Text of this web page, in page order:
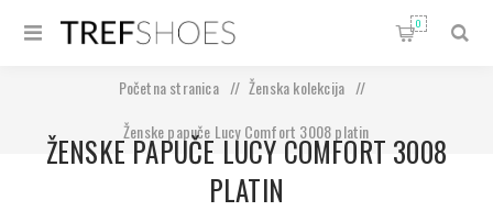
0
Početna stranica / Ženska kolekcija
/
Ženske papuče Lucy Comfort 3008 platin
ŽENSKE PAPUČE LUCY COMFORT 3008
PLATIN